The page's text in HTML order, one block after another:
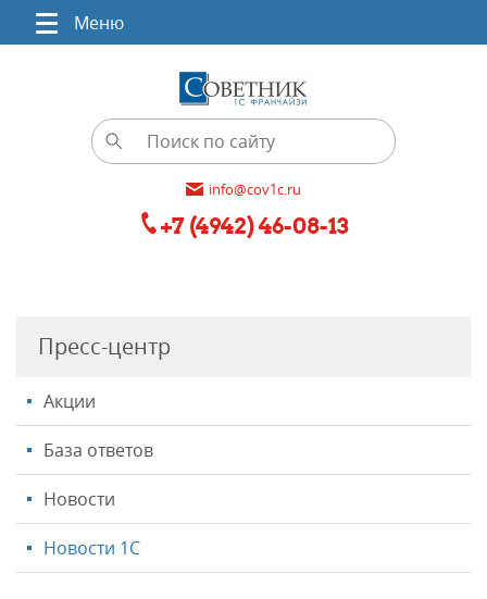
Меню
info@cov1c.ru
+7 (4942) 46-08-13
Пресс-центр
Акции
База ответов
Новости
Новости 1С